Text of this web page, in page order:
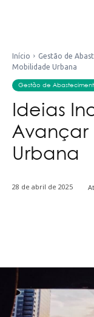
Início Gestão de
Mobilidade Urbana
Gestão de
Ideias
Avançar
Urbana
28 de abril de 2025